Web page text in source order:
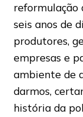
reformulação
seis anos de
produtores,
empresas e
ambiente de
darmos,
história da